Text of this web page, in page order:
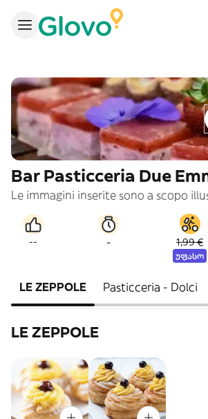
Bar Pasticceria Due
-- - 1,99 €
უფასო
LE ZEPPOLE Pasticceria - Dolci
LE ZEPPOLE